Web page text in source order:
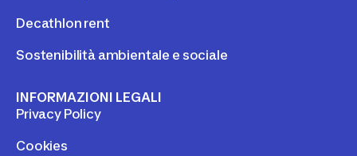
Decathlon rent
Sostenibilità ambientale e sociale
INFORMAZIONI LEGALI
Privacy Policy
Cookies